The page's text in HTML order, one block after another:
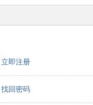
搜
立即注册
找回密码